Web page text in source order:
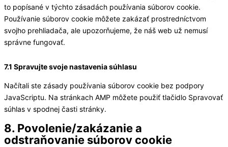
to popísané v týchto zásadách používania súborov cookie.
Používanie súborov cookie môžete zakázať prostredníctvom
svojho prehliadača, ale upozorňujeme, že náš web už nemusí
správne fungovať.
7.1 Spravujte svoje nastavenia súhlasu
Načítali ste zásady používania súborov cookie bez podpory
JavaScriptu. Na stránkach AMP môžete použiť tlačidlo Spravovať
súhlas v spodnej časti stránky.
8. Povolenie/zakázanie a
odstraňovanie súborov cookie